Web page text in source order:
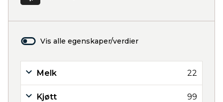
Vis alle egenskaper/verdier
Melk 22
Kjøtt 99